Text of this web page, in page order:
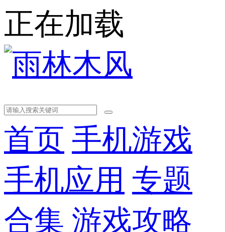
正在加载
首页 手机游戏
手机应用 专题
合集 游戏攻略